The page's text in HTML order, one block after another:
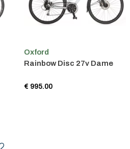
Oxford
Rainbow Disc 27v Dame
€ 995.00